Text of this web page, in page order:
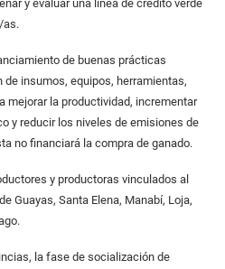
y evaluar una línea de crédito verde
as.
de buenas prácticas
insumos, equipos, herramientas,
mejorar la productividad, incrementar
y reducir los niveles de emisiones de
no financiará la compra de ganado.
y productoras vinculados al
Guayas, Santa Elena, Manabí, Loja,
la fase de socialización de